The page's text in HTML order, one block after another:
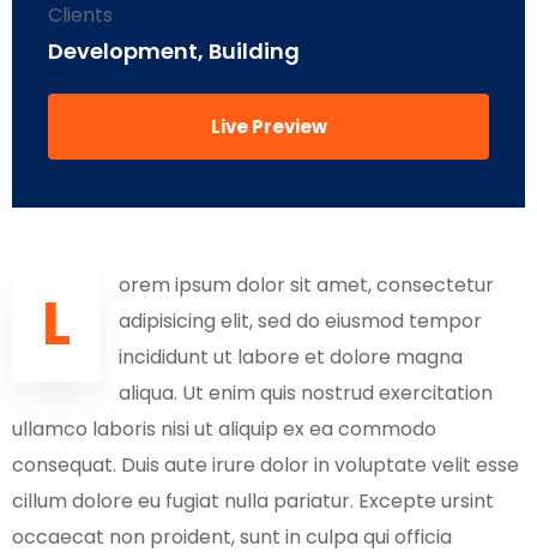
Clients
Development, Building
Live Preview
L
orem ipsum dolor sit amet, consectetur
adipisicing elit, sed do eiusmod tempor
incididunt ut labore et dolore magna
aliqua. Ut enim quis nostrud exercitation
ullamco laboris nisi ut aliquip ex ea commodo
consequat. Duis aute irure dolor in voluptate velit esse
cillum dolore eu fugiat nulla pariatur. Excepte ursint
occaecat non proident, sunt in culpa qui officia